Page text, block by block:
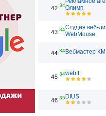
42 34Олимп
43 34Студия веб-
WebMouse
44 34Вебмастер
45 34webit
46 35DIUS